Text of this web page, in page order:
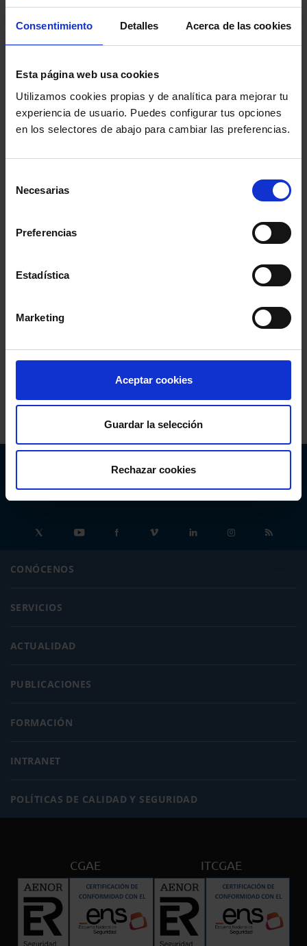
Consentimiento Detalles Acerca de las cookies
Esta página web usa cookies
Utilizamos cookies propias y de analítica para mejorar tu
experiencia de usuario. Puedes configurar tus opciones
en los selectores de abajo para cambiar las preferencias.
Necesarias
Preferencias
Estadística
Marketing
Aceptar cookies
Guardar la selección
Rechazar cookies
+ info
Etiquetas más usadas
Colegio de Abogados de Zaragoza Aula DDHH
Colegio de la Abogacía de Barcelona
Consejo General de la Abogacía Española
Día Justicia Gratuita
Colegio de Abogados de Oviedo
Abogacía Española
CONÓCENOS
SERVICIOS
ACTUALIDAD
PUBLICACIONES
FORMACIÓN
INTRANET
POLÍTICAS DE CALIDAD Y SEGURIDAD
CGAE ITCGAE